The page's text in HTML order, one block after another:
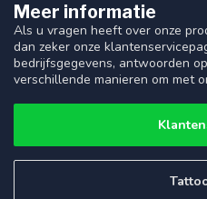
Meer informatie
Als u vragen heeft over onze
dan zeker onze
bedrijfsgegevens, antwoorden
verschillende manieren om met